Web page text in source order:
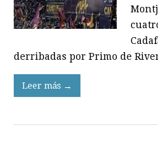
derribadas por Primo de
Leer más →